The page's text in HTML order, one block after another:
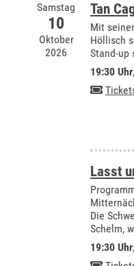
Samstag
10
Oktober
2026
Tan
Mit
Höllisch
Stand-up
19:30 Uhr,
Lasst
Die
Schelm,
19:30 Uhr,